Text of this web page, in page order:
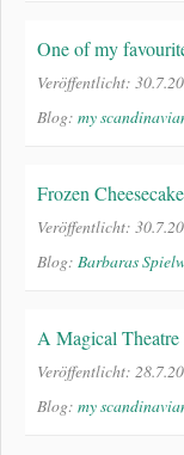
One of my
Veröffentlicht:
Blog: my
Frozen
Veröffentlicht:
Blog: Barbaras
A Magical
Veröffentlicht:
Blog: my